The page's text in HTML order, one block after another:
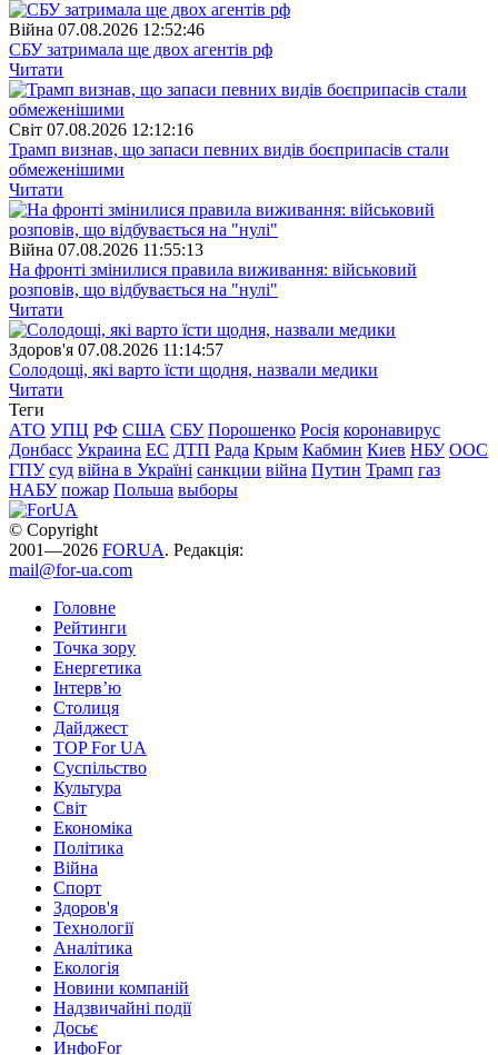
Війна 07.08.2026 12:52:46
СБУ затримала ще двох агентів рф
Читати
Свiт 07.08.2026 12:12:16
Трамп визнав, що запаси певних видів боєприпасів стали
обмеженішими
Читати
Війна 07.08.2026 11:55:13
На фронті змінилися правила виживання: військовий
розповів, що відбувається на "нулі"
Читати
Здоров'я 07.08.2026 11:14:57
Солодощі, які варто їсти щодня, назвали медики
Читати
Теги
АТО УПЦ РФ США СБУ Порошенко Росія коронавирус
Донбасс Украина ЕС ДТП Рада Крым Кабмин Киев НБУ ООС
ГПУ суд війна в Україні санкции війна Путин Трамп газ
НАБУ пожар Польша выборы
© Copyright
2001—2026 FORUA. Редакція:
mail@for-ua.com
Головне
Рейтинги
Точка зору
Енергетика
Інтерв’ю
Столиця
Дайджест
TOP For UA
Суспiльство
Культура
Світ
Економіка
Політика
Війна
Спорт
Здоров'я
Технології
Аналітика
Екологія
Новини компаній
Надзвичайні події
Досьє
ИнфоFor